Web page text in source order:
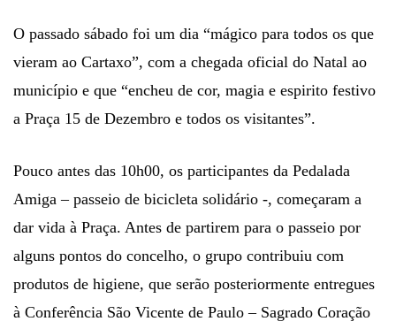
O passado sábado foi um dia “mágico para todos os que
vieram ao Cartaxo”, com a chegada oficial do Natal ao
município e que “encheu de cor, magia e espirito festivo
a Praça 15 de Dezembro e todos os visitantes”.
Pouco antes das 10h00, os participantes da Pedalada
Amiga – passeio de bicicleta solidário -, começaram a
dar vida à Praça. Antes de partirem para o passeio por
alguns pontos do concelho, o grupo contribuiu com
produtos de higiene, que serão posteriormente entregues
à Conferência São Vicente de Paulo – Sagrado Coração